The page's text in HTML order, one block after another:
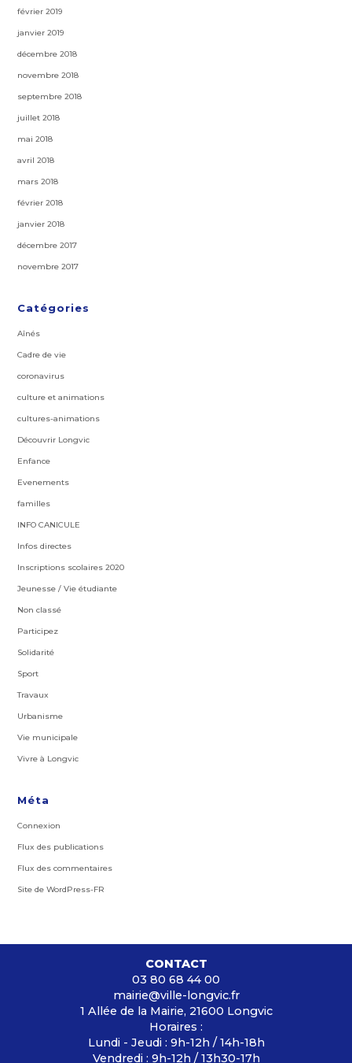
février 2019
janvier 2019
décembre 2018
novembre 2018
septembre 2018
juillet 2018
mai 2018
avril 2018
mars 2018
février 2018
janvier 2018
décembre 2017
novembre 2017
Catégories
Aînés
Cadre de vie
coronavirus
culture et animations
cultures-animations
Découvrir Longvic
Enfance
Evenements
familles
INFO CANICULE
Infos directes
Inscriptions scolaires 2020
Jeunesse / Vie étudiante
Non classé
Participez
Solidarité
Sport
Travaux
Urbanisme
Vie municipale
Vivre à Longvic
Méta
Connexion
Flux des publications
Flux des commentaires
Site de WordPress-FR
CONTACT
03 80 68 44 00
mairie@ville-longvic.fr
1 Allée de la Mairie, 21600 Longvic
Horaires :
Lundi - Jeudi : 9h-12h / 14h-18h
Vendredi : 9h-12h / 13h30-17h